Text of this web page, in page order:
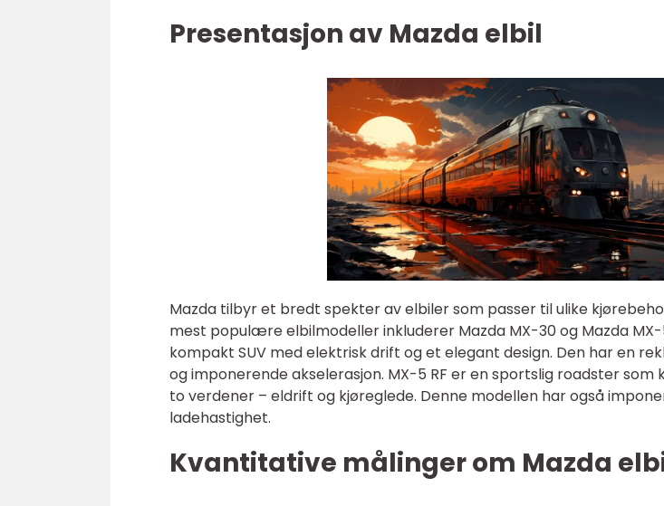
Presentasjon av Mazda elbil
Mazda tilbyr et bredt spekter av elbiler som passer til ulike
mest populære elbilmodeller inkluderer Mazda MX-30 og Mazda MX-
kompakt SUV med elektrisk drift og et elegant design. Den har en
og imponerende akselerasjon. MX-5 RF er en sportslig roadster
to verdener – eldrift og kjøreglede. Denne modellen har også
ladehastighet.
Kvantitative målinger om Mazda